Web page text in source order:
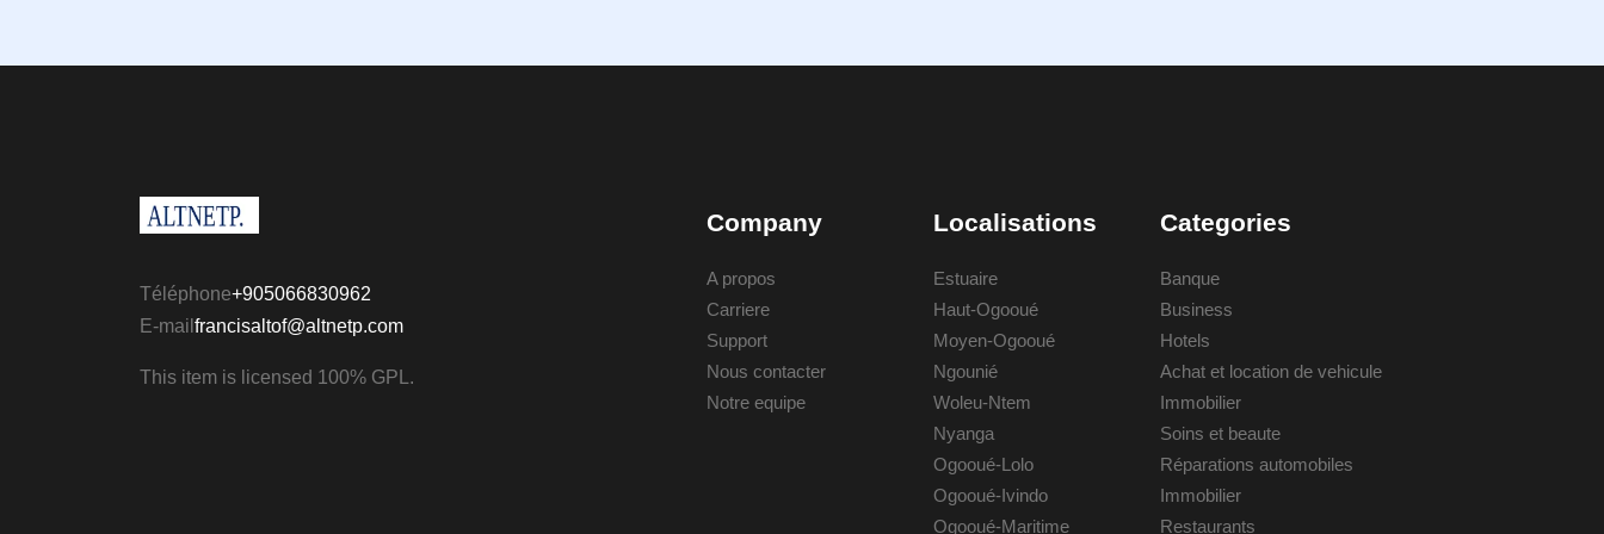
Téléphone+905066830962
E-mail francisaltof@altnetp.com
This item is licensed 100% GPL.
Company
A propos
Carriere
Support
Nous contacter
Notre equipe
Localisations
Estuaire
Haut-Ogooué
Moyen-Ogooué
Ngounié
Woleu-Ntem
Nyanga
Ogooué-Lolo
Ogooué-Ivindo
Ogooué-Maritime
Categories
Banque
Business
Hotels
Achat et location de vehicule
Immobilier
Soins et beaute
Réparations automobiles
Immobilier
Restaurants